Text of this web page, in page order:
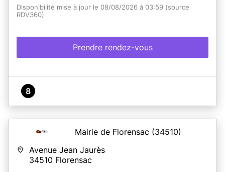
Disponibilité mise à jour le 08/08/2026 à 03:59 (source
RDV360)
Prendre rendez-vous
8
Mairie de Florensac (34510)
Avenue Jean Jaurès
34510 Florensac